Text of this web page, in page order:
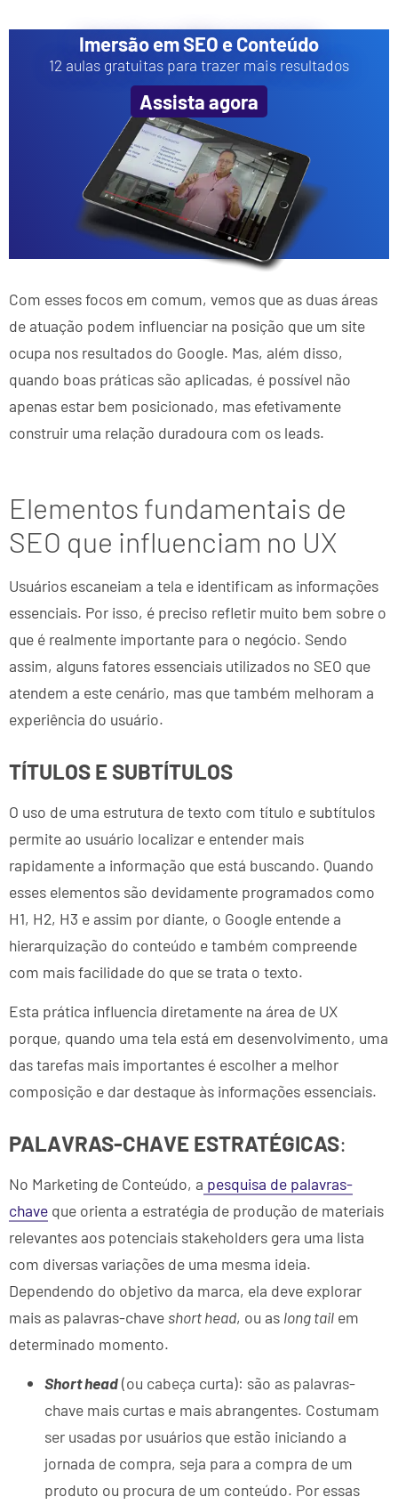
Imersão em SEO e Conteúdo
12 aulas gratuitas para trazer mais resultados
Assista agora
Com esses focos em comum, vemos que as duas áreas
de atuação podem influenciar na posição que um site
ocupa nos resultados do Google. Mas, além disso,
quando boas práticas são aplicadas, é possível não
apenas estar bem posicionado, mas efetivamente
construir uma relação duradoura com os leads.
Elementos fundamentais de
SEO que influenciam no UX
Usuários escaneiam a tela e identificam as informações
essenciais. Por isso, é preciso refletir muito bem sobre o
que é realmente importante para o negócio. Sendo
assim, alguns fatores essenciais utilizados no SEO que
atendem a este cenário, mas que também melhoram a
experiência do usuário.
TÍTULOS E SUBTÍTULOS
O uso de uma estrutura de texto com título e subtítulos
permite ao usuário localizar e entender mais
rapidamente a informação que está buscando. Quando
esses elementos são devidamente programados como
H1, H2, H3 e assim por diante, o Google entende a
hierarquização do conteúdo e também compreende
com mais facilidade do que se trata o texto.
Esta prática influencia diretamente na área de UX
porque, quando uma tela está em desenvolvimento, uma
das tarefas mais importantes é escolher a melhor
composição e dar destaque às informações essenciais.
PALAVRAS-CHAVE ESTRATÉGICAS:
No Marketing de Conteúdo, a pesquisa de palavras-
chave que orienta a estratégia de produção de materiais
relevantes aos potenciais stakeholders gera uma lista
com diversas variações de uma mesma ideia.
Dependendo do objetivo da marca, ela deve explorar
mais as palavras-chave short head, ou as long tail em
determinado momento.
Short head(ou cabeça curta): são as palavras-
chave mais curtas e mais abrangentes. Costumam
ser usadas por usuários que estão iniciando a
jornada de compra, seja para a compra de um
produto ou procura de um conteúdo. Por essas